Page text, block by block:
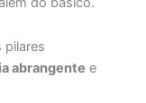
abrangente e